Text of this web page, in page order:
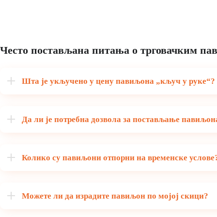
Често постављана питања о трговачким
Шта је укључено у цену павиљона „кључ у руке“?
Да ли је потребна дозвола за постављање
Колико су павиљони отпорни на временске
Можете ли да израдите павиљон по мојој скици?